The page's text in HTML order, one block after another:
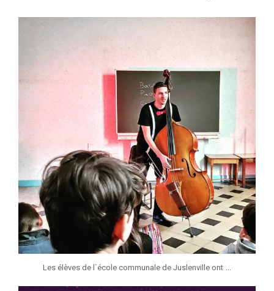
Les élèves de l`école communale de Juslenville ont ...